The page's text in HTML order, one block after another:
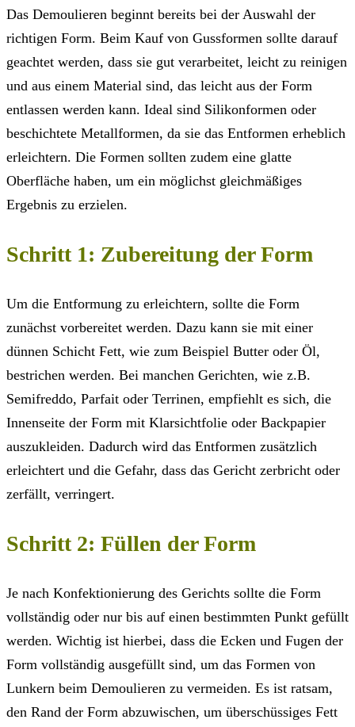
Das Demoulieren beginnt bereits bei der Auswahl der
richtigen Form. Beim Kauf von Gussformen sollte darauf
geachtet werden, dass sie gut verarbeitet, leicht zu reinigen
und aus einem Material sind, das leicht aus der Form
entlassen werden kann. Ideal sind Silikonformen oder
beschichtete Metallformen, da sie das Entformen erheblich
erleichtern. Die Formen sollten zudem eine glatte
Oberfläche haben, um ein möglichst gleichmäßiges
Ergebnis zu erzielen.
Schritt 1: Zubereitung der Form
Um die Entformung zu erleichtern, sollte die Form
zunächst vorbereitet werden. Dazu kann sie mit einer
dünnen Schicht Fett, wie zum Beispiel Butter oder Öl,
bestrichen werden. Bei manchen Gerichten, wie z.B.
Semifreddo, Parfait oder Terrinen, empfiehlt es sich, die
Innenseite der Form mit Klarsichtfolie oder Backpapier
auszukleiden. Dadurch wird das Entformen zusätzlich
erleichtert und die Gefahr, dass das Gericht zerbricht oder
zerfällt, verringert.
Schritt 2: Füllen der Form
Je nach Konfektionierung des Gerichts sollte die Form
vollständig oder nur bis auf einen bestimmten Punkt gefüllt
werden. Wichtig ist hierbei, dass die Ecken und Fugen der
Form vollständig ausgefüllt sind, um das Formen von
Lunkern beim Demoulieren zu vermeiden. Es ist ratsam,
den Rand der Form abzuwischen, um überschüssiges Fett